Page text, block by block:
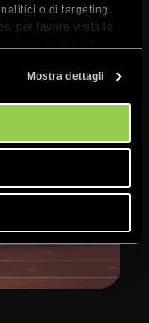
o di targeting.
per favore visita la
Mostra dettagli